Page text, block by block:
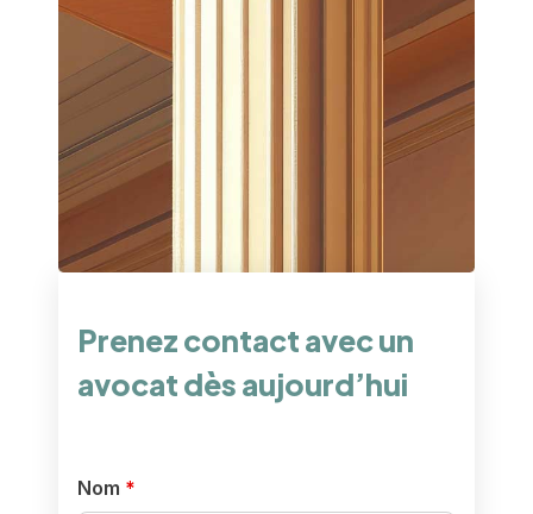
Prenez contact avec un
avocat dès aujourd’hui
Nom *